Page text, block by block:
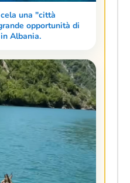
una "città
opportunità di
Albania.